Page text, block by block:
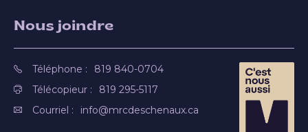
Nous joindre
Téléphone :
819 840-0704
Télécopieur :
819 295-5117
Courriel :
info@mrcdeschenaux.ca